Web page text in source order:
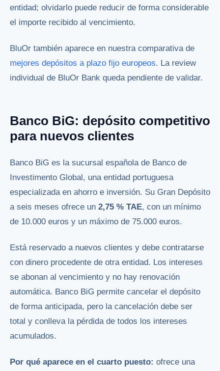
entidad; olvidarlo puede reducir de forma considerable
el importe recibido al vencimiento.
BluOr también aparece en nuestra comparativa de
mejores depósitos a plazo fijo europeos. La review
individual de BluOr Bank queda pendiente de validar.
Banco BiG: depósito competitivo
para nuevos clientes
Banco BiG es la sucursal española de Banco de
Investimento Global, una entidad portuguesa
especializada en ahorro e inversión. Su Gran Depósito
a seis meses ofrece un 2,75 % TAE, con un mínimo
de 10.000 euros y un máximo de 75.000 euros.
Está reservado a nuevos clientes y debe contratarse
con dinero procedente de otra entidad. Los intereses
se abonan al vencimiento y no hay renovación
automática. Banco BiG permite cancelar el depósito
de forma anticipada, pero la cancelación debe ser
total y conlleva la pérdida de todos los intereses
acumulados.
Por qué aparece en el cuarto puesto: ofrece una